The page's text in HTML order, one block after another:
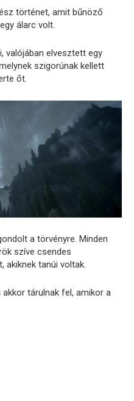
történet, amit bűnöző
álarc volt.
valójában elvesztett egy
szigorúnak kellett
őt.
a törvényre. Minden
szíve csendes
akiknek tanúi voltak.
tárulnak fel, amikor a